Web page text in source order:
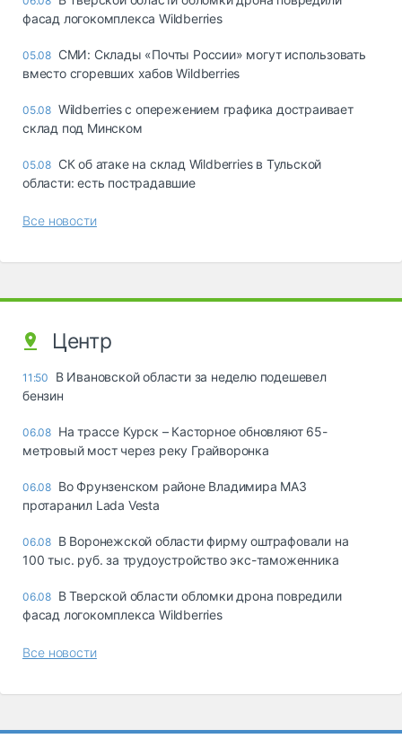
фасад логокомплекса Wildberries
05.08 СМИ: Склады «Почты России» могут использовать
вместо сгоревших хабов Wildberries
05.08 Wildberries с опережением графика достраивает
склад под Минском
05.08 СК об атаке на склад Wildberries в Тульской
области: есть пострадавшие
Все новости
Центр
11:50
В Ивановской области за неделю подешевел
бензин
06.08 На трассе Курск – Касторное обновляют 65-
метровый мост через реку Грайворонка
06.08 Во Фрунзенском районе Владимира МАЗ
протаранил Lada Vesta
06.08 В Воронежской области фирму оштрафовали на
100 тыс. руб. за трудоустройство экс-таможенника
06.08 В Тверской области обломки дрона повредили
фасад логокомплекса Wildberries
Все новости